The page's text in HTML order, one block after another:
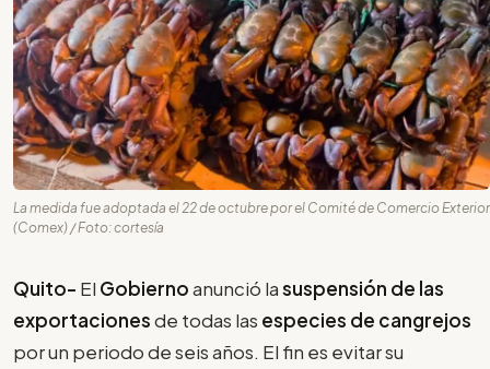
La medida fue adoptada el 22 de octubre por el Comité de Comercio Exterior
(Comex) / Foto: cortesía
Quito- El Gobiernoanunció lasuspensión de las
exportacionesde todas las especies de cangrejos
por un periodo de seis años. El fin es evitar su